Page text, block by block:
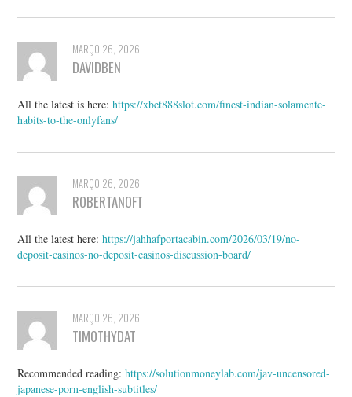
MARÇO 26, 2026
DAVIDBEN
All the latest is here:https://xbet888slot.com/finest-indian-solamente-
habits-to-the-onlyfans/
MARÇO 26, 2026
ROBERTANOFT
All the latest here:https://jahhafportacabin.com/2026/03/19/no-
deposit-casinos-no-deposit-casinos-discussion-board/
MARÇO 26, 2026
TIMOTHYDAT
Recommended reading:https://solutionmoneylab.com/jav-uncensored-
japanese-porn-english-subtitles/